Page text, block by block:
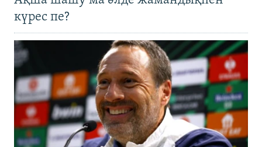
күрес пе?